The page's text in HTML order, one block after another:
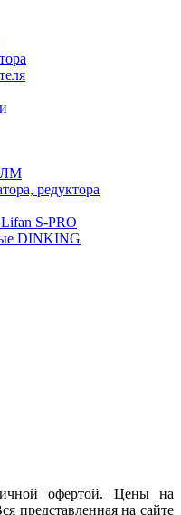
редуктора
S-PRO
DINKING
офертой. Цены на
представленная на сайте